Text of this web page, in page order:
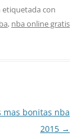
etiquetada con
, nba online gratis
mas bonitas nba
2015 →